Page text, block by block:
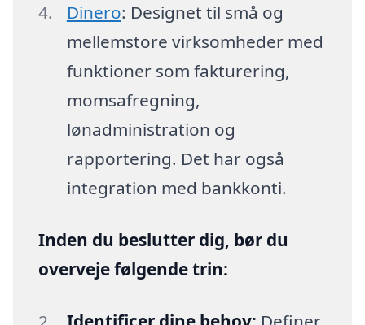
Dinero: Designet til små og
mellemstore virksomheder med
funktioner som fakturering,
momsafregning,
lønadministration og
rapportering. Det har også
integration med bankkonti.
Inden du beslutter dig, bør du
overveje følgende trin: